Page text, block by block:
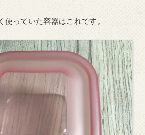
っていた容器はこれです。